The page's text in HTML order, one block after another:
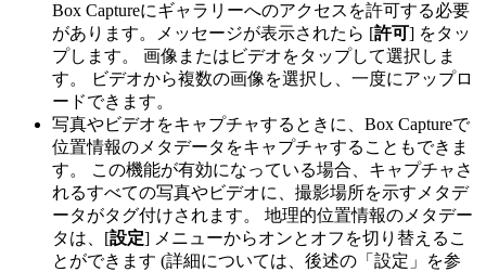
Box Captureにギャラリーへのアクセスを許可する必要
があります。メッセージが表示されたら [許可] をタッ
プします。 画像またはビデオをタップして選択しま
す。 ビデオから複数の画像を選択し、一度にアップロ
ードできます。
写真やビデオをキャプチャするときに、Box Captureで
位置情報のメタデータをキャプチャすることもできま
す。 この機能が有効になっている場合、キャプチャさ
れるすべての写真やビデオに、撮影場所を示すメタデ
ータがタグ付けされます。 地理的位置情報のメタデー
タは、[設定] メニューからオンとオフを切り替えるこ
とができます (詳細については、後述の「設定」を参